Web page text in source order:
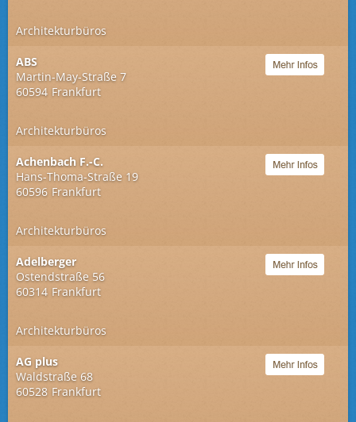
Architekturbüros
ABS
Martin-May-Straße 7
60594 Frankfurt
Architekturbüros
Achenbach F.-C.
Hans-Thoma-Straße 19
60596 Frankfurt
Architekturbüros
Adelberger
Ostendstraße 56
60314 Frankfurt
Architekturbüros
AG plus
Waldstraße 68
60528 Frankfurt